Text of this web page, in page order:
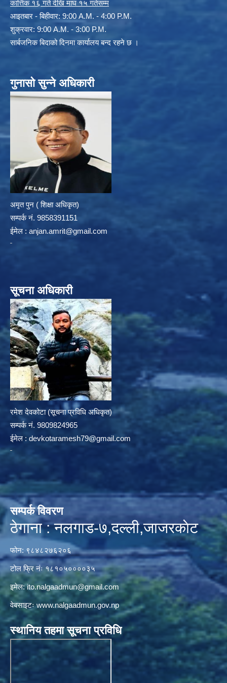
कार्त्तिक १६ गते देखि माघ १५ गतेसम्म
आइतबार - बिहीवार: 9:00 A.M. - 4:00 P.M.
शुक्रवार: 9:00 A.M. - 3:00 P.M.
सार्बजनिक बिदाको दिनमा कार्यालय बन्द रहने छ ।
गुनासो सुन्ने अधिकारी
अमृत पुन ( शिक्षा अधिकृत)
सम्पर्क न‌ं. 9858391151
ईमेल : anjan.amrit@gmail.com
सूचना अधिकारी
रमेश देवकोटा (सूचना प्रविधि अधिकृत)
सम्पर्क न‌ं. 9809824965
ईमेल : devkotaramesh79@gmail.com
सम्पर्क विवरण
ठेगाना : नलगाड-७,दल्ली,जाजरकाेट
फोन: ९८४८२७६२०६
टोल फ्रि नंः १८१०५००००३५
इमेल:ito.nalgaadmun@gmail.com
वेबसाइटःwww.nalgaadmun.gov.np
स्थानिय तहमा सूचना प्रविधि